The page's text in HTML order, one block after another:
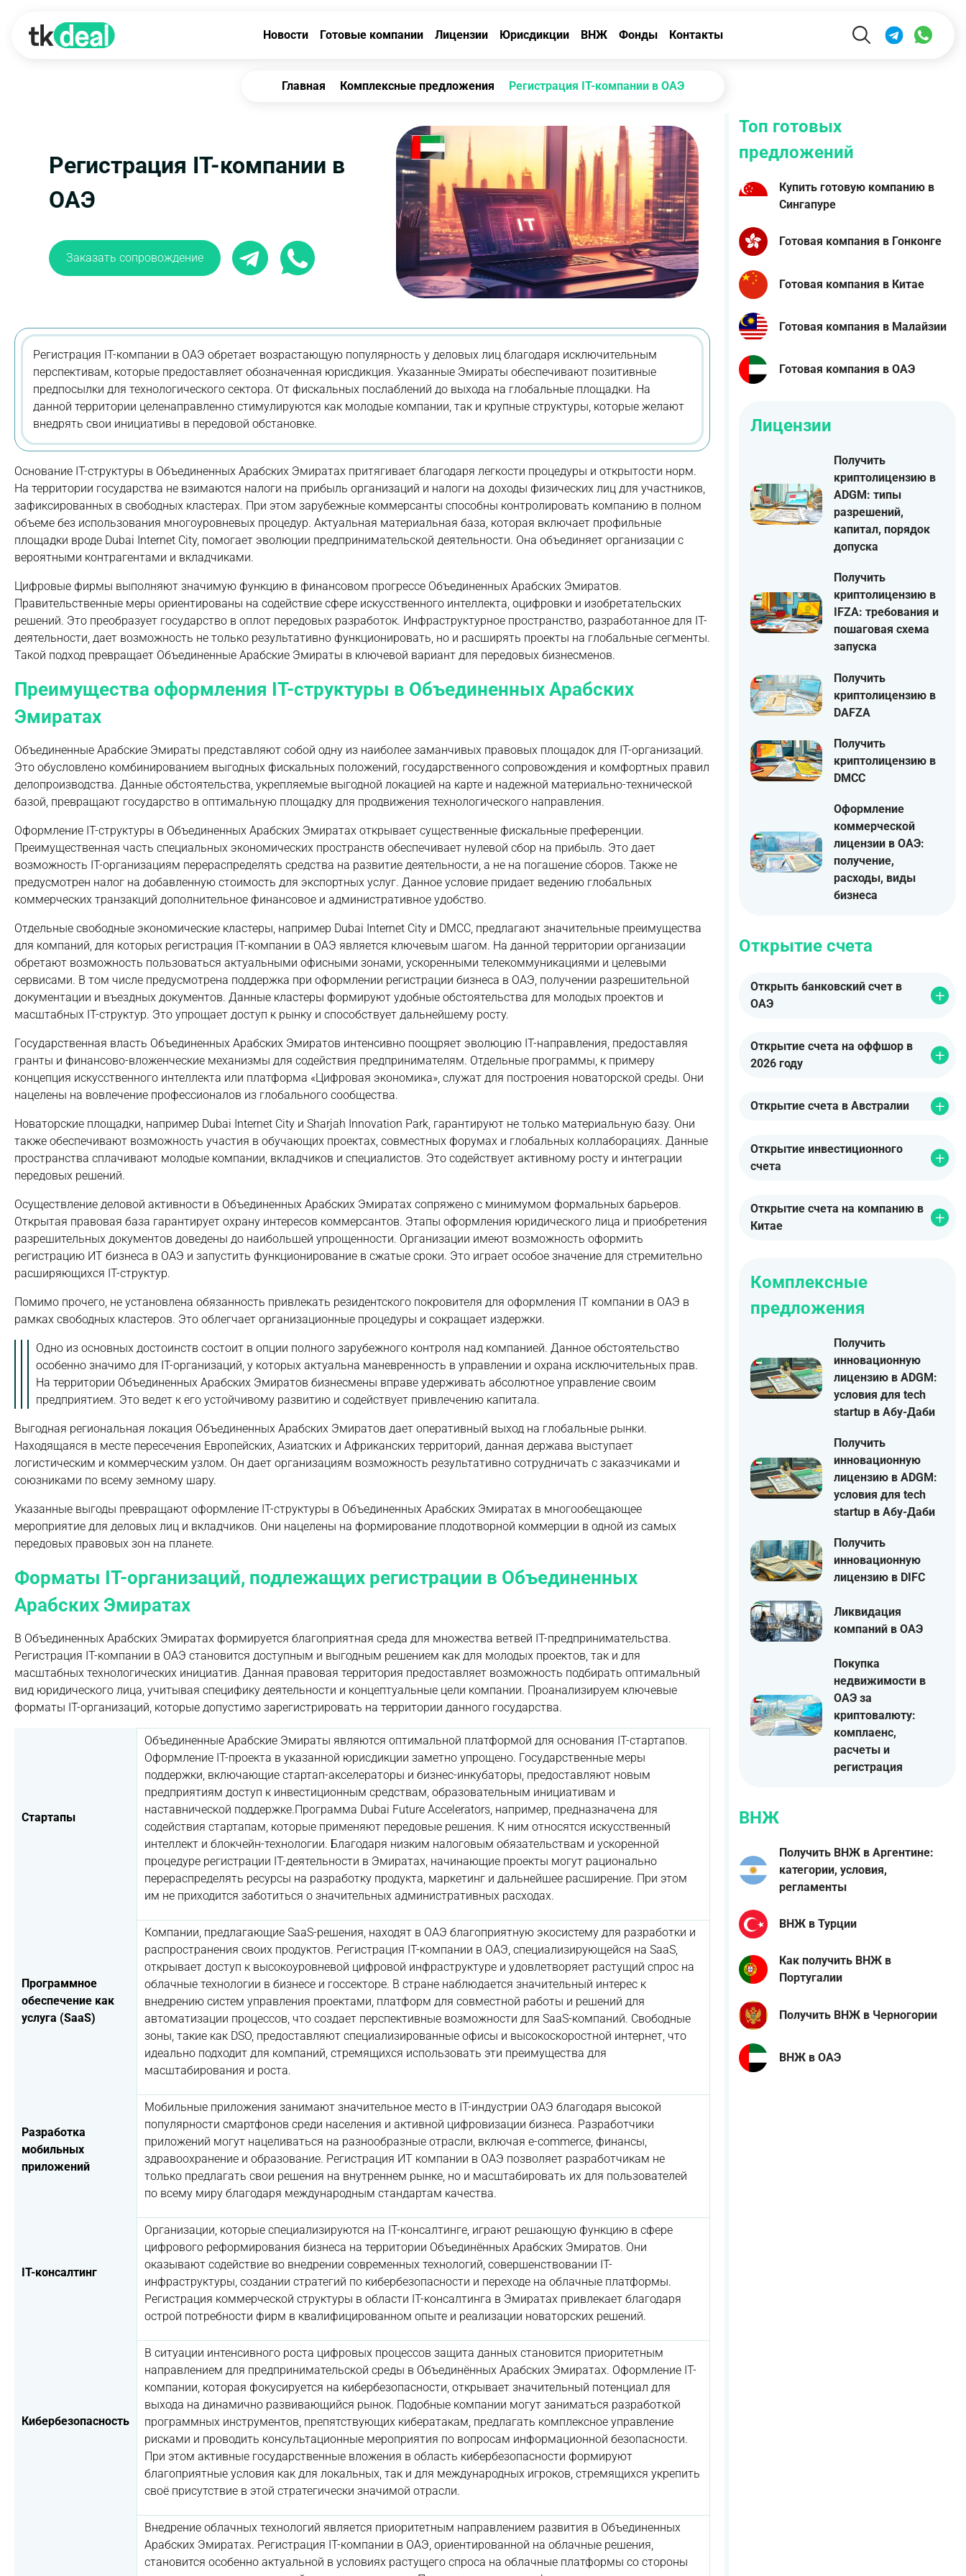
Новости Готовые компании Лицензии Юрисдикции ВНЖ Фонды Контакты
Главная Комплексные предложения Регистрация IT-компании в ОАЭ
Регистрация IT-компании в
ОАЭ
Заказать сопровождение
Регистрация IT-компании в ОАЭ обретает возрастающую популярность у деловых лиц благодаря исключительным
перспективам, которые предоставляет обозначенная юрисдикция. Указанные Эмираты обеспечивают позитивные
предпосылки для технологического сектора. От фискальных послаблений до выхода на глобальные площадки. На
данной территории целенаправленно стимулируются как молодые компании, так и крупные структуры, которые желают
внедрять свои инициативы в передовой обстановке.
Основание IT-структуры в Объединенных Арабских Эмиратах притягивает благодаря легкости процедуры и открытости норм.
На территории государства не взимаются налоги на прибыль организаций и налоги на доходы физических лиц для участников,
зафиксированных в свободных кластерах. При этом зарубежные коммерсанты способны контролировать компанию в полном
объеме без использования многоуровневых процедур. Актуальная материальная база, которая включает профильные
площадки вроде Dubai Internet City, помогает эволюции предпринимательской деятельности. Она объединяет организации с
вероятными контрагентами и вкладчиками.
Цифровые фирмы выполняют значимую функцию в финансовом прогрессе Объединенных Арабских Эмиратов.
Правительственные меры ориентированы на содействие сфере искусственного интеллекта, оцифровки и изобретательских
решений. Это преобразует государство в оплот передовых разработок. Инфраструктурное пространство, разработанное для IT-
деятельности, дает возможность не только результативно функционировать, но и расширять проекты на глобальные сегменты.
Такой подход превращает Объединенные Арабские Эмираты в ключевой вариант для передовых бизнесменов.
Преимущества оформления IT-структуры в Объединенных Арабских
Эмиратах
Объединенные Арабские Эмираты представляют собой одну из наиболее заманчивых правовых площадок для IT-организаций.
Это обусловлено комбинированием выгодных фискальных положений, государственного сопровождения и комфортных правил
делопроизводства. Данные обстоятельства, укрепляемые выгодной локацией на карте и надежной материально-технической
базой, превращают государство в оптимальную площадку для продвижения технологического направления.
Оформление IT-структуры в Объединенных Арабских Эмиратах открывает существенные фискальные преференции.
Преимущественная часть специальных экономических пространств обеспечивает нулевой сбор на прибыль. Это дает
возможность IT-организациям перераспределять средства на развитие деятельности, а не на погашение сборов. Также не
предусмотрен налог на добавленную стоимость для экспортных услуг. Данное условие придает ведению глобальных
коммерческих транзакций дополнительное финансовое и административное удобство.
Отдельные свободные экономические кластеры, например Dubai Internet City и DMCC, предлагают значительные преимущества
для компаний, для которых регистрация IT-компании в ОАЭ является ключевым шагом. На данной территории организации
обретают возможность пользоваться актуальными офисными зонами, ускоренными телекоммуникациями и целевыми
сервисами. В том числе предусмотрена поддержка при оформлении регистрации бизнеса в ОАЭ, получении разрешительной
документации и въездных документов. Данные кластеры формируют удобные обстоятельства для молодых проектов и
масштабных IT-структур. Это упрощает доступ к рынку и способствует дальнейшему росту.
Государственная власть Объединенных Арабских Эмиратов интенсивно поощряет эволюцию IT-направления, предоставляя
гранты и финансово-вложенческие механизмы для содействия предпринимателям. Отдельные программы, к примеру
концепция искусственного интеллекта или платформа «Цифровая экономика», служат для построения новаторской среды. Они
нацелены на вовлечение профессионалов из глобального сообщества.
Новаторские площадки, например Dubai Internet City и Sharjah Innovation Park, гарантируют не только материальную базу. Они
также обеспечивают возможность участия в обучающих проектах, совместных форумах и глобальных коллаборациях. Данные
пространства сплачивают молодые компании, вкладчиков и специалистов. Это содействует активному росту и интеграции
передовых решений.
Осуществление деловой активности в Объединенных Арабских Эмиратах сопряжено с минимумом формальных барьеров.
Открытая правовая база гарантирует охрану интересов коммерсантов. Этапы оформления юридического лица и приобретения
разрешительных документов доведены до наибольшей упрощенности. Организации имеют возможность оформить
регистрацию ИТ бизнеса в ОАЭ и запустить функционирование в сжатые сроки. Это играет особое значение для стремительно
расширяющихся IT-структур.
Помимо прочего, не установлена обязанность привлекать резидентского покровителя для оформления IT компании в ОАЭ в
рамках свободных кластеров. Это облегчает организационные процедуры и сокращает издержки.
Одно из основных достоинств состоит в опции полного зарубежного контроля над компанией. Данное обстоятельство
особенно значимо для IT-организаций, у которых актуальна маневренность в управлении и охрана исключительных прав.
На территории Объединенных Арабских Эмиратов бизнесмены вправе удерживать абсолютное управление своим
предприятием. Это ведет к его устойчивому развитию и содействует привлечению капитала.
Выгодная региональная локация Объединенных Арабских Эмиратов дает оперативный выход на глобальные рынки.
Находящаяся в месте пересечения Европейских, Азиатских и Африканских территорий, данная держава выступает
логистическим и коммерческим узлом. Он дает организациям возможность результативно сотрудничать с заказчиками и
союзниками по всему земному шару.
Указанные выгоды превращают оформление IT-структуры в Объединенных Арабских Эмиратах в многообещающее
мероприятие для деловых лиц и вкладчиков. Они нацелены на формирование плодотворной коммерции в одной из самых
передовых правовых зон на планете.
Форматы IT-организаций, подлежащих регистрации в Объединенных
Арабских Эмиратах
В Объединенных Арабских Эмиратах формируется благоприятная среда для множества ветвей IT-предпринимательства.
Регистрация IT-компании в ОАЭ становится доступным и выгодным решением как для молодых проектов, так и для
масштабных технологических инициатив. Данная правовая территория предоставляет возможность подбирать оптимальный
вид юридического лица, учитывая специфику деятельности и концептуальные цели компании. Проанализируем ключевые
форматы IT-организаций, которые допустимо зарегистрировать на территории данного государства.
Стартапы
Объединенные Арабские Эмираты являются оптимальной платформой для основания IT-стартапов.
Оформление IT-проекта в указанной юрисдикции заметно упрощено. Государственные меры
поддержки, включающие стартап-акселераторы и бизнес-инкубаторы, предоставляют новым
предприятиям доступ к инвестиционным средствам, образовательным инициативам и
наставнической поддержке.Программа Dubai Future Accelerators, например, предназначена для
содействия стартапам, которые применяют передовые решения. К ним относятся искусственный
интеллект и блокчейн-технологии. Благодаря низким налоговым обязательствам и ускоренной
процедуре регистрации IT-деятельности в Эмиратах, начинающие проекты могут рационально
перераспределять ресурсы на разработку продукта, маркетинг и дальнейшее расширение. При этом
им не приходится заботиться о значительных административных расходах.
Программное
обеспечение как
услуга (SaaS)
Компании, предлагающие SaaS-решения, находят в ОАЭ благоприятную экосистему для разработки и
распространения своих продуктов. Регистрация IT-компании в ОАЭ, специализирующейся на SaaS,
открывает доступ к высокоуровневой цифровой инфраструктуре и удовлетворяет растущий спрос на
облачные технологии в бизнесе и госсекторе. В стране наблюдается значительный интерес к
внедрению систем управления проектами, платформ для совместной работы и решений для
автоматизации процессов, что создает перспективные возможности для SaaS-компаний. Свободные
зоны, такие как DSO, предоставляют специализированные офисы и высокоскоростной интернет, что
идеально подходит для компаний, стремящихся использовать эти преимущества для
масштабирования и роста.
Разработка
мобильных
приложений
Мобильные приложения занимают значительное место в IT-индустрии ОАЭ благодаря высокой
популярности смартфонов среди населения и активной цифровизации бизнеса. Разработчики
приложений могут нацеливаться на разнообразные отрасли, включая e-commerce, финансы,
здравоохранение и образование. Регистрация ИТ компании в ОАЭ позволяет разработчикам не
только предлагать свои решения на внутреннем рынке, но и масштабировать их для пользователей
по всему миру благодаря международным стандартам качества.
IT-консалтинг
Организации, которые специализируются на IT-консалтинге, играют решающую функцию в сфере
цифрового реформирования бизнеса на территории Объединённых Арабских Эмиратов. Они
оказывают содействие во внедрении современных технологий, совершенствовании IT-
инфраструктуры, создании стратегий по кибербезопасности и переходе на облачные платформы.
Регистрация коммерческой структуры в области IT-консалтинга в Эмиратах привлекает благодаря
острой потребности фирм в квалифицированном опыте и реализации новаторских решений.
Кибербезопасность
В ситуации интенсивного роста цифровых процессов защита данных становится приоритетным
направлением для предпринимательской среды в Объединённых Арабских Эмиратах. Оформление IT-
компании, которая фокусируется на кибербезопасности, открывает значительный потенциал для
выхода на динамично развивающийся рынок. Подобные компании могут заниматься разработкой
программных инструментов, препятствующих кибератакам, предлагать комплексное управление
рисками и проводить консультационные мероприятия по вопросам информационной безопасности.
При этом активные государственные вложения в область кибербезопасности формируют
благоприятные условия как для локальных, так и для международных игроков, стремящихся укрепить
своё присутствие в этой стратегически значимой отрасли.
Внедрение облачных технологий является приоритетным направлением развития в Объединенных
Арабских Эмиратах. Регистрация IT-компании в ОАЭ, ориентированной на облачные решения,
становится особенно актуальной в условиях растущего спроса на облачные платформы со стороны
Топ готовых
предложений
Купить готовую компанию в
Сингапуре
Готовая компания в Гонконге
Готовая компания в Китае
Готовая компания в Малайзии
Готовая компания в ОАЭ
Лицензии
Получить
криптолицензию в
ADGM: типы
разрешений,
капитал, порядок
допуска
Получить
криптолицензию в
IFZA: требования и
пошаговая схема
запуска
Получить
криптолицензию в
DAFZA
Получить
криптолицензию в
DMCC
Оформление
коммерческой
лицензии в ОАЭ:
получение,
расходы, виды
бизнеса
Открытие счета
Открыть банковский счет в
ОАЭ
Открытие счета на оффшор в
2026 году
Открытие счета в Австралии
Открытие инвестиционного
счета
Открытие счета на компанию в
Китае
Комплексные
предложения
Получить
инновационную
лицензию в ADGM:
условия для tech
startup в Абу-Даби
Получить
инновационную
лицензию в ADGM:
условия для tech
startup в Абу-Даби
Получить
инновационную
лицензию в DIFC
Ликвидация
компаний в ОАЭ
Покупка
недвижимости в
ОАЭ за
криптовалюту:
комплаенс,
расчеты и
регистрация
ВНЖ
Получить ВНЖ в Аргентине:
категории, условия,
регламенты
ВНЖ в Турции
Как получить ВНЖ в
Португалии
Получить ВНЖ в Черногории
ВНЖ в ОАЭ